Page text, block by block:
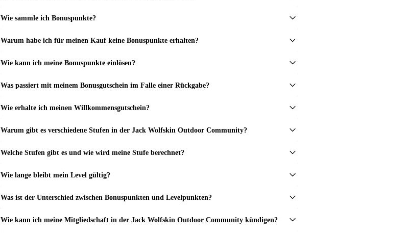
Wie sammle ich Bonuspunkte?
Warum habe ich für meinen Kauf keine Bonuspunkte erhalten?
Wie kann ich meine Bonuspunkte einlösen?
Was passiert mit meinem Bonusgutschein im Falle einer Rückgabe?
Wie erhalte ich meinen Willkommensgutschein?
Warum gibt es verschiedene Stufen in der Jack Wolfskin Outdoor Community?
Welche Stufen gibt es und wie wird meine Stufe berechnet?
Wie lange bleibt mein Level gültig?
Was ist der Unterschied zwischen Bonuspunkten und Levelpunkten?
Wie kann ich meine Mitgliedschaft in der Jack Wolfskin Outdoor Community kündigen?